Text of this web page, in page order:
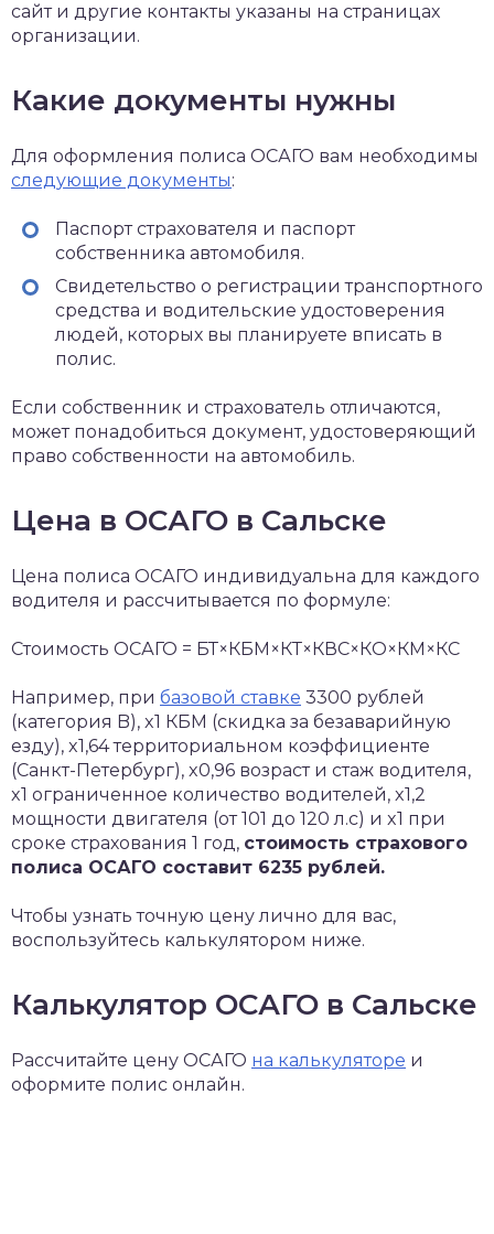
сайт и другие контакты указаны на страницах
организации.
Какие документы нужны
Для оформления полиса ОСАГО вам необходимы
следующие документы:
Паспорт страхователя и паспорт
собственника автомобиля.
Свидетельство о регистрации транспортного
средства и водительские удостоверения
людей, которых вы планируете вписать в
полис.
Если собственник и страхователь отличаются,
может понадобиться документ, удостоверяющий
право собственности на автомобиль.
Цена в ОСАГО в Сальске
Цена полиса ОСАГО индивидуальна для каждого
водителя и рассчитывается по формуле:
Стоимость ОСАГО = БТ×КБМ×КТ×КВС×КО×КМ×КС
Например, при базовой ставке 3300 рублей
(категория B), x1 КБМ (скидка за безаварийную
езду), x1,64 территориальном коэффициенте
(Санкт-Петербург), x0,96 возраст и стаж водителя,
x1 ограниченное количество водителей, x1,2
мощности двигателя (от 101 до 120 л.с) и x1 при
сроке страхования 1 год, стоимость страхового
полиса ОСАГО составит 6235 рублей.
Чтобы узнать точную цену лично для вас,
воспользуйтесь калькулятором ниже.
Калькулятор ОСАГО в Сальске
Рассчитайте цену ОСАГО на калькуляторе и
оформите полис онлайн.